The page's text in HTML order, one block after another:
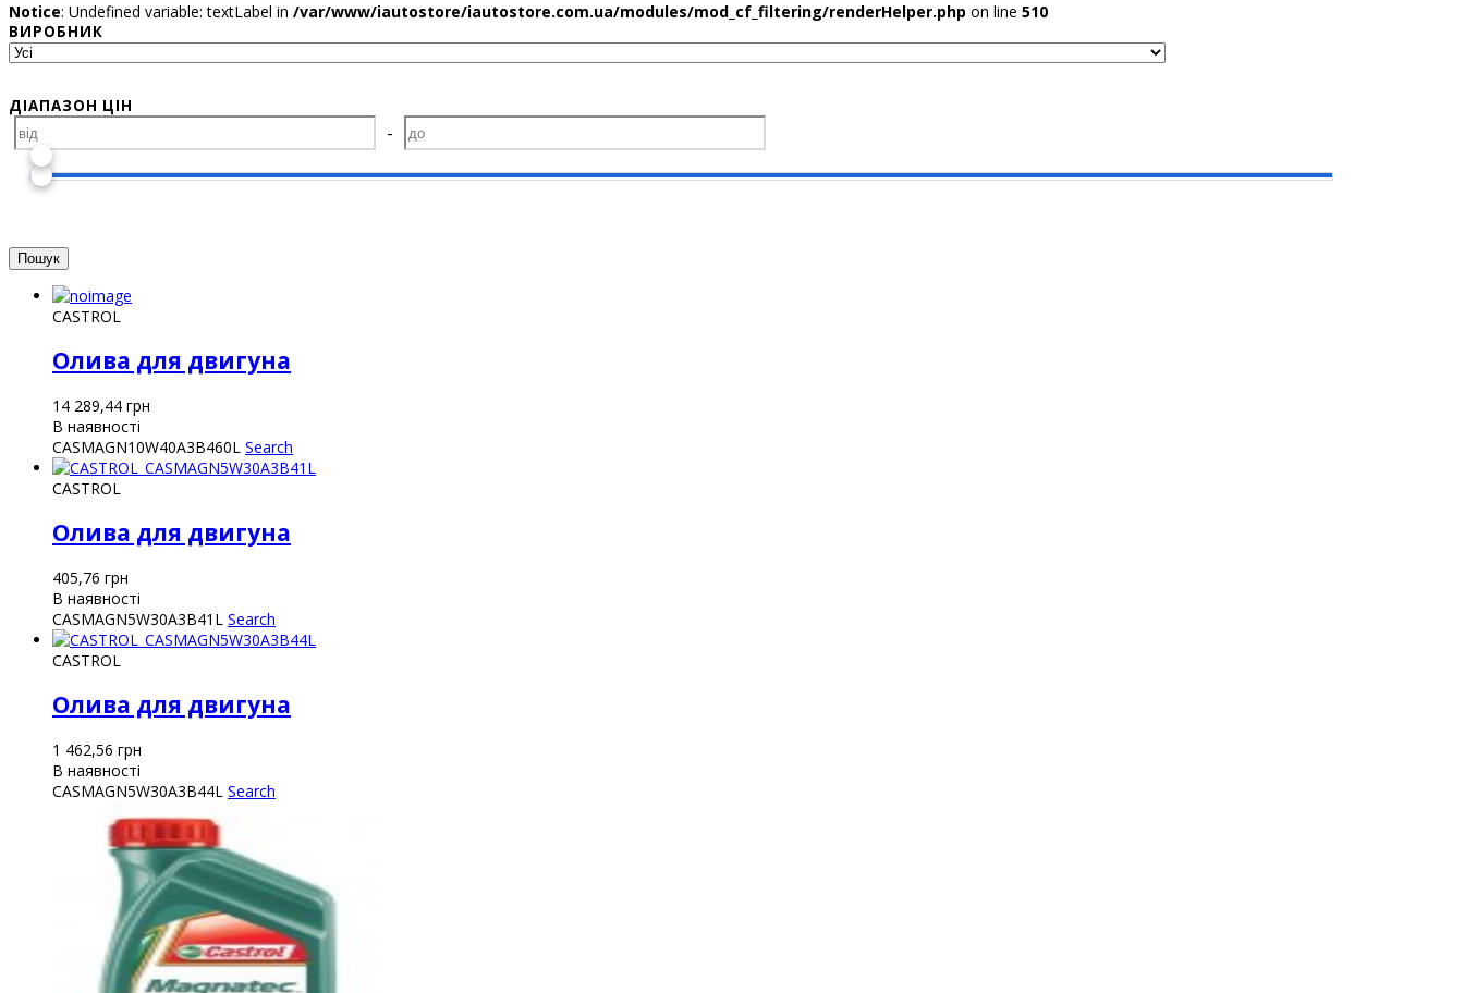
Notice: Undefined variable: textLabel in /var/www/iautostore/iautostore.com.ua/modules/mod_cf_filtering/renderHelper.php on line 510
ВИРОБНИК
ДІАПАЗОН ЦІН
-
CASTROL
Олива для двигуна
14 289,44 грн
В наявності
CASMAGN10W40A3B460L Search
CASTROL
Олива для двигуна
405,76 грн
В наявності
CASMAGN5W30A3B41L Search
CASTROL
Олива для двигуна
1 462,56 грн
В наявності
CASMAGN5W30A3B44L Search